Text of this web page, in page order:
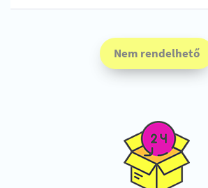
Nem rendelhető